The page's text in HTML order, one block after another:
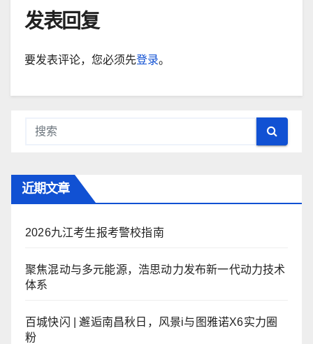
发表回复
要发表评论，您必须先登录。
近期文章
2026九江考生报考警校指南
聚焦混动与多元能源，浩思动力发布新一代动力技术
体系
百城快闪 | 邂逅南昌秋日，风景i与图雅诺X6实力圈
粉